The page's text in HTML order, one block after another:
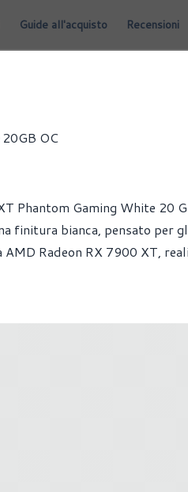
Guide all'acquisto Recensioni
OC
Phantom Gaming White 20
finitura bianca, pensato per
Radeon RX 7900 XT,